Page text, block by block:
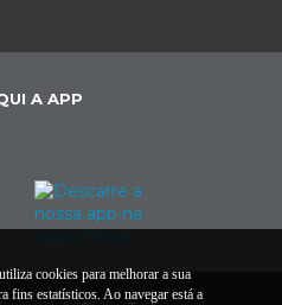
A APP
cookies para melhorar a sua
fins estatísticos. Ao navegar está a